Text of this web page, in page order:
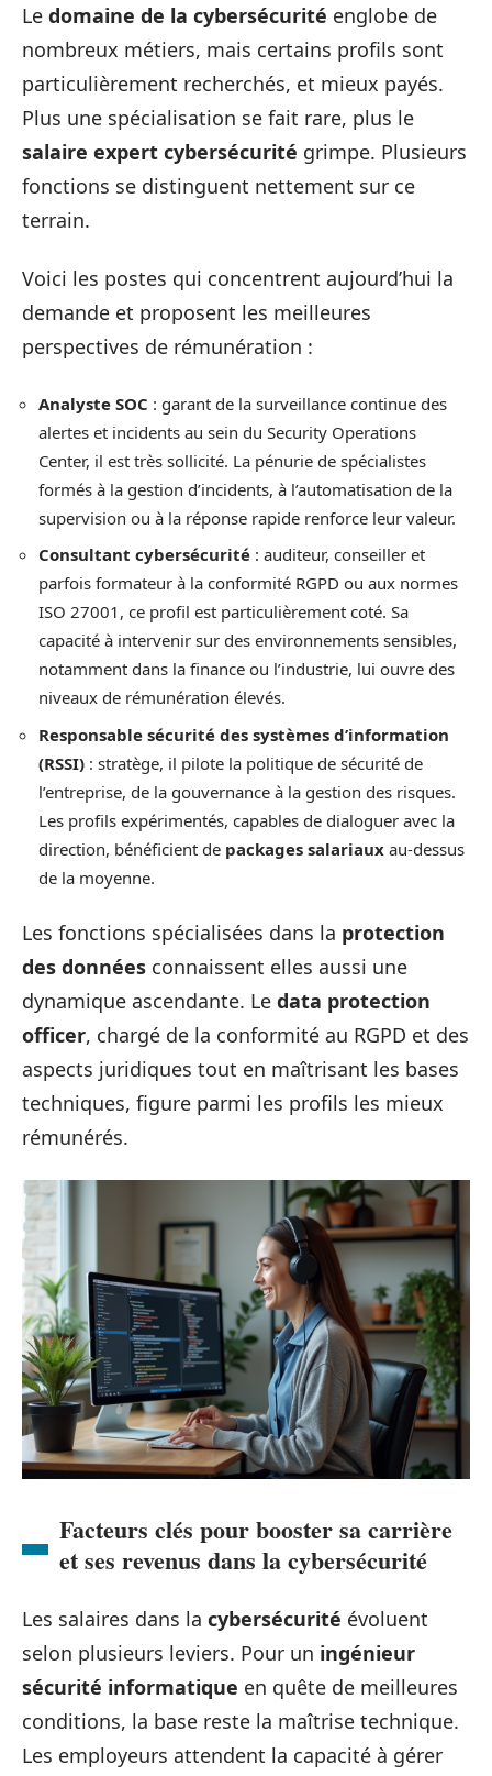
Le domaine de la cybersécurité englobe de
nombreux métiers, mais certains profils sont
particulièrement recherchés, et mieux payés.
Plus une spécialisation se fait rare, plus le
salaire expert cybersécurité grimpe. Plusieurs
fonctions se distinguent nettement sur ce
terrain.
Voici les postes qui concentrent aujourd’hui la
demande et proposent les meilleures
perspectives de rémunération :
Analyste SOC : garant de la surveillance continue des
alertes et incidents au sein du Security Operations
Center, il est très sollicité. La pénurie de spécialistes
formés à la gestion d’incidents, à l’automatisation de la
supervision ou à la réponse rapide renforce leur valeur.
Consultant cybersécurité : auditeur, conseiller et
parfois formateur à la conformité RGPD ou aux normes
ISO 27001, ce profil est particulièrement coté. Sa
capacité à intervenir sur des environnements sensibles,
notamment dans la finance ou l’industrie, lui ouvre des
niveaux de rémunération élevés.
Responsable sécurité des systèmes d’information
(RSSI) : stratège, il pilote la politique de sécurité de
l’entreprise, de la gouvernance à la gestion des risques.
Les profils expérimentés, capables de dialoguer avec la
direction, bénéficient de packages salariaux au-dessus
de la moyenne.
Les fonctions spécialisées dans la protection
des données connaissent elles aussi une
dynamique ascendante. Le data protection
officer, chargé de la conformité au RGPD et des
aspects juridiques tout en maîtrisant les bases
techniques, figure parmi les profils les mieux
rémunérés.
Facteurs clés pour booster sa carrière
et ses revenus dans la cybersécurité
Les salaires dans la cybersécurité évoluent
selon plusieurs leviers. Pour un ingénieur
sécurité informatique en quête de meilleures
conditions, la base reste la maîtrise technique.
Les employeurs attendent la capacité à gérer